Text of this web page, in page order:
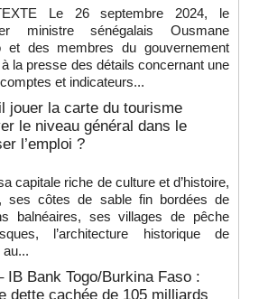
Le 26 septembre 2024, le
ministre sénégalais Ousmane
et des membres du gouvernement
la presse des détails concernant une
et indicateurs...
jouer la carte du tourisme
le niveau général dans le
l’emploi ?
capitale riche de culture et d’histoire,
ses côtes de sable fin bordées de
balnéaires, ses villages de pêche
l’architecture historique de
IB Bank Togo/Burkina Faso :
dette cachée de 105 milliards